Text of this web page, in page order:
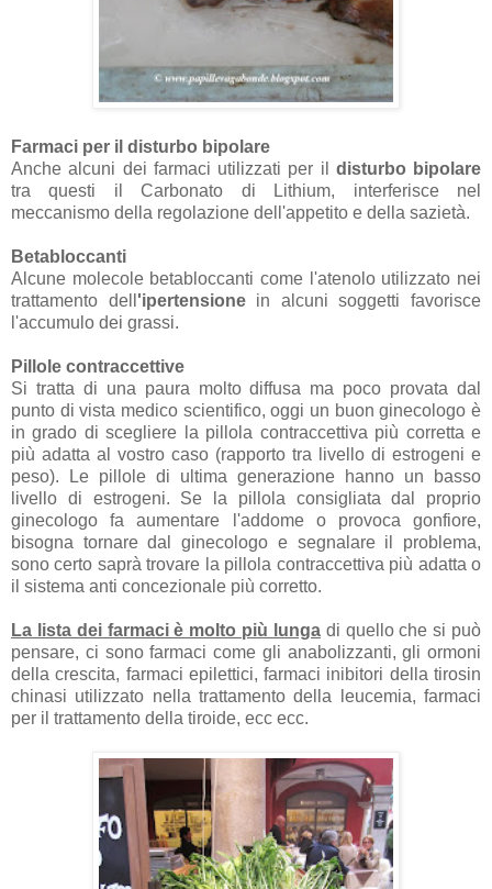
Farmaci per il disturbo bipolare
Anche alcuni dei farmaci utilizzati per il disturbo bipolare
tra questi il Carbonato di Lithium, interferisce nel
meccanismo della regolazione dell'appetito e della sazietà.
Betabloccanti
Alcune molecole betabloccanti come l'atenolo utilizzato nei
trattamento dell 'ipertensionein alcuni soggetti favorisce
l'accumulo dei grassi.
Pillole contraccettive
Si tratta di una paura molto diffusa ma poco provata dal
punto di vista medico scientifico, oggi un buon ginecologo è
in grado di scegliere la pillola contraccettiva più corretta e
più adatta al vostro caso (rapporto tra livello di estrogeni e
peso). Le pillole di ultima generazione hanno un basso
livello di estrogeni. Se la pillola consigliata dal proprio
ginecologo fa aumentare l'addome o provoca gonfiore,
bisogna tornare dal ginecologo e segnalare il problema,
sono certo saprà trovare la pillola contraccettiva più adatta o
il sistema anti concezionale più corretto.
La lista dei farmaci è molto più lungadi quello che si può
pensare, ci sono farmaci come gli anabolizzanti, gli ormoni
della crescita, farmaci epilettici, farmaci inibitori della tirosin
chinasi utilizzato nella trattamento della leucemia, farmaci
per il trattamento della tiroide, ecc ecc.